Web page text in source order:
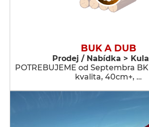
BUK A DUB
Prodej / Nabídka >
POTREBUJEME od Septembra
kvalita, 40cm+, …